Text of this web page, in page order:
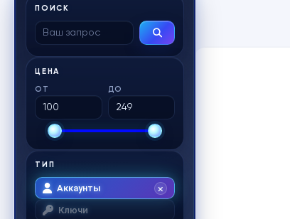
ПОИСК
ЦЕНА
ОТ ДО
ТИП
Аккаунты
Ключи